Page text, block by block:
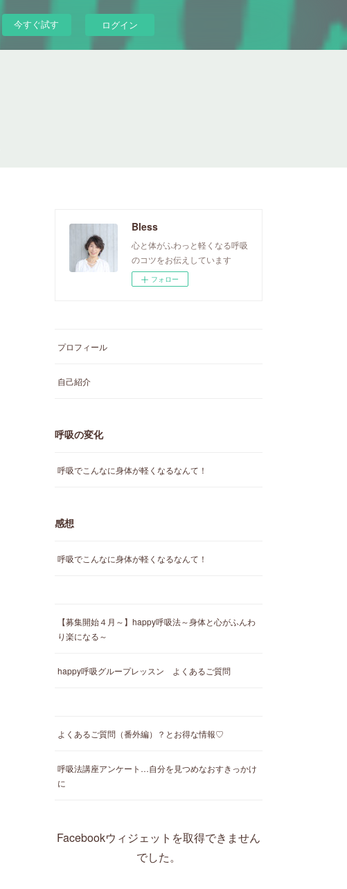
今すぐ試す ログイン
Bless
心と体がふわっと軽くなる呼吸
のコツをお伝えしています
フォロー
プロフィール
自己紹介
呼吸の変化
呼吸でこんなに身体が軽くなるなんて！
感想
呼吸でこんなに身体が軽くなるなんて！
【募集開始４月～】happy呼吸法～身体と心がふんわ
り楽になる～
happy呼吸グループレッスン よくあるご質問
よくあるご質問（番外編）？とお得な情報♡
呼吸法講座アンケート…自分を見つめなおすきっかけ
に
Facebookウィジェットを取得できません
でした。